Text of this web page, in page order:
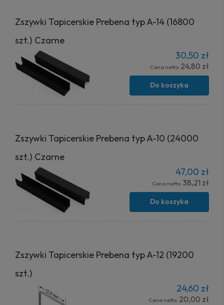
Zszywki Tapicerskie Prebena typ A-14 (16800
szt.) Czarne
30,50 zł
Cena netto: 24,80 zł
Do koszyka
Zszywki Tapicerskie Prebena typ A-10 (24000
szt.) Czarne
47,00 zł
Cena netto: 38,21 zł
Do koszyka
Zszywki Tapicerskie Prebena typ A-12 (19200
szt.)
24,60 zł
Cena netto: 20,00 zł